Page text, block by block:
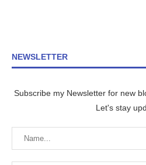
NEWSLETTER
Subscribe my Newsletter for new
Let's stay